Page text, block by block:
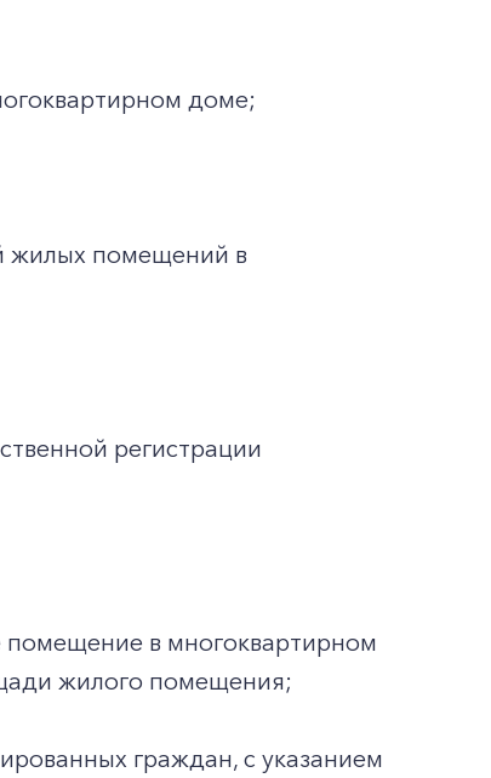
доме;
жилых помещений в
регистрации
в многоквартирном
жилого помещения;
граждан, с указанием